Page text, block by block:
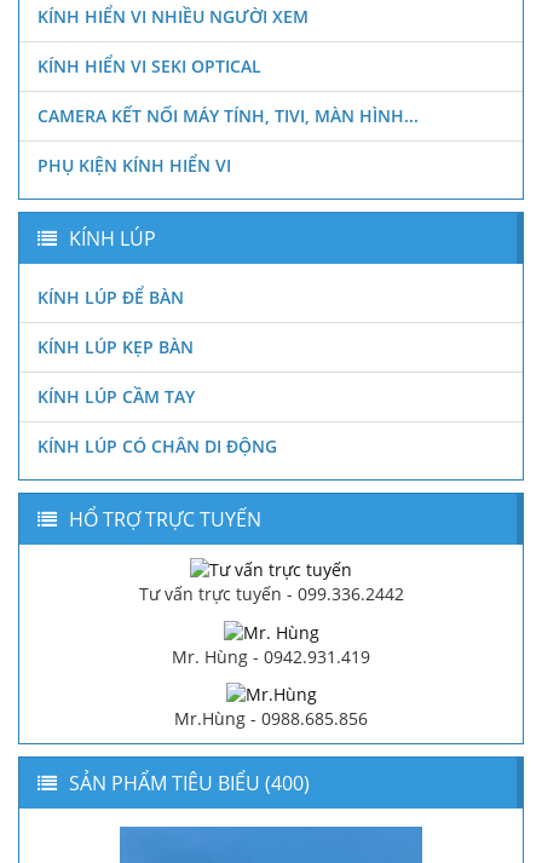
KÍNH HIỂN VI NHIỀU NGƯỜI XEM
KÍNH HIỂN VI SEKI OPTICAL
CAMERA KẾT NỐI MÁY TÍNH, TIVI, MÀN HÌNH...
PHỤ KIỆN KÍNH HIỂN VI
KÍNH LÚP
KÍNH LÚP ĐỂ BÀN
KÍNH LÚP KẸP BÀN
KÍNH LÚP CẦM TAY
KÍNH LÚP CÓ CHÂN DI ĐỘNG
HỔ TRỢ TRỰC TUYẾN
Tư vấn trực tuyến - 099.336.2442
Mr. Hùng - 0942.931.419
Mr.Hùng - 0988.685.856
SẢN PHẨM TIÊU BIỂU (400)